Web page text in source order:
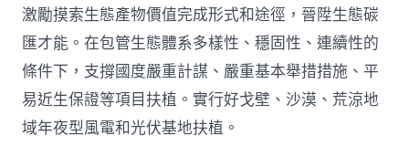
激勵摸索生態產物價值完成形式和途徑，晉陞生態碳
匯才能。在包管生態體系多樣性、穩固性、連續性的
條件下，支撐國度嚴重計謀、嚴重基本舉措措施、平
易近生保證等項目扶植。實行好戈壁、沙漠、荒涼地
域年夜型風電和光伏基地扶植。